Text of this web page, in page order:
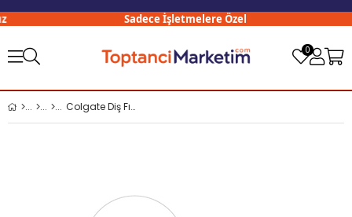
Sadece İşletmelere Özel
0
Colgate Diş Fırçası Premier x12 li Paket